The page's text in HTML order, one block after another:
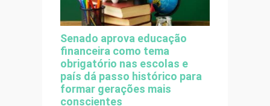
Senado aprova educação
financeira como tema
obrigatório nas escolas e
país dá passo histórico para
formar gerações mais
conscientes